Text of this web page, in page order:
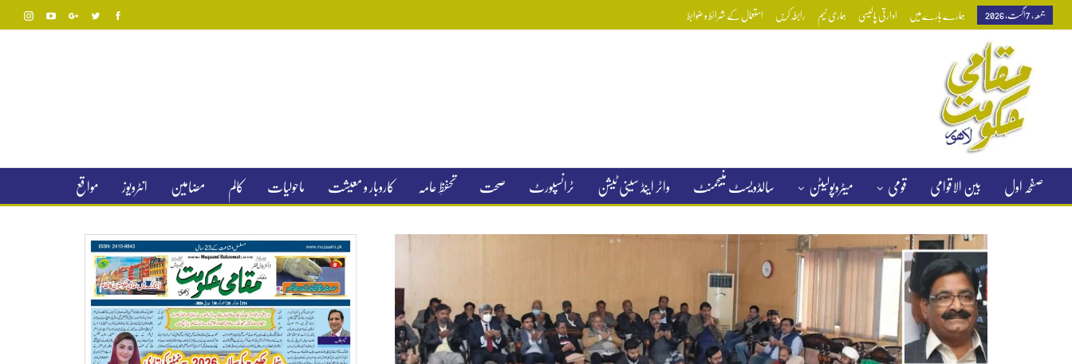
جمعہ, 7 اگست, 2026 ہمارے بارے میں ادارتی پالیسی ہماری ٹیم رابطہ کریں استعمال کے شرائط و ضوابط
صفحہ اول بین الاقوامی قومی میٹروپولیٹن سالڈویسٹ منیجمنٹ واٹر اینڈ سینی ٹیشن ٹرانسپورٹ صحت تحفظِ عامہ کاروبار و معیشت ماحولیات کالم مضامین انٹرویوز مواقع